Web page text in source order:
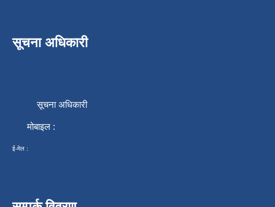
सूचना अधिकारी
सूचना अधिकारी
मोबाइल :
ई-मेल :